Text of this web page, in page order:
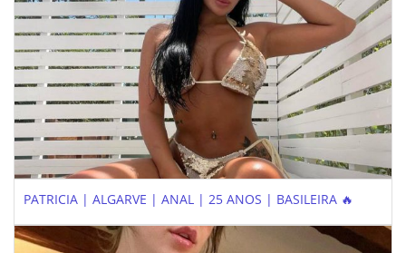
PATRICIA | ALGARVE | ANAL | 25 ANOS | BASILEIRA 🔥